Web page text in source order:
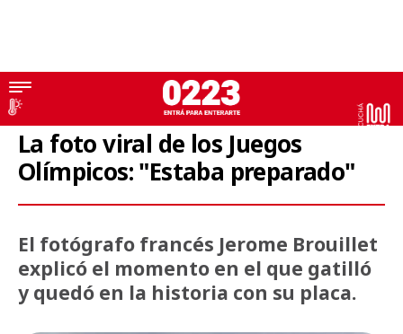
Juegos Olímpicos
La foto viral de los Juegos
Olímpicos: "Estaba preparado"
El fotógrafo francés Jerome Brouillet
explicó el momento en el que gatilló
y quedó en la historia con su placa.